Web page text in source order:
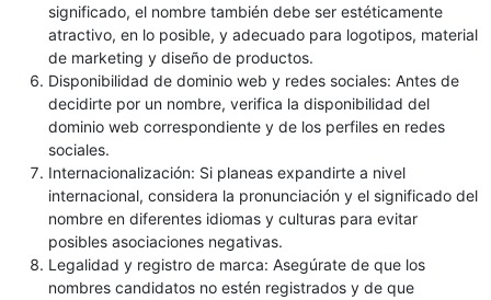
significado, el nombre también debe ser estéticamente
atractivo, en lo posible, y adecuado para logotipos, material
de marketing y diseño de productos.
Disponibilidad de dominio web y redes sociales: Antes de
decidirte por un nombre, verifica la disponibilidad del
dominio web correspondiente y de los perfiles en redes
sociales.
Internacionalización: Si planeas expandirte a nivel
internacional, considera la pronunciación y el significado del
nombre en diferentes idiomas y culturas para evitar
posibles asociaciones negativas.
Legalidad y registro de marca: Asegúrate de que los
nombres candidatos no estén registrados y de que